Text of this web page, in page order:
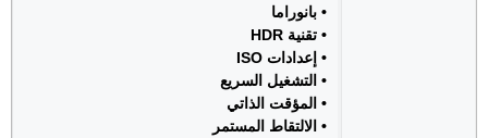
• بانوراما
• تقنية HDR
• إعدادات ISO
• التشغيل السريع
• المؤقت الذاتي
• الالتقاط المستمر